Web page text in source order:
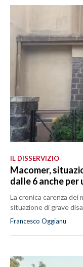
IL DISSERVIZIO
Macomer,
dalle 6 anche
La cronica carenza dei
situazione di grave
Francesco Oggianu